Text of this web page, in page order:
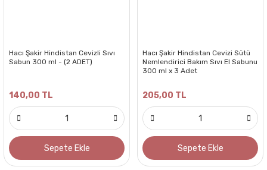
Hacı Şakir Hindistan Cevizli Sıvı
Sabun 300 ml - (2 ADET)
140,00 TL
Sepete Ekle
Hacı Şakir Hindistan Cevizi Sütü
Nemlendirici Bakım Sıvı El Sabunu
300 ml x 3 Adet
205,00 TL
Sepete Ekle